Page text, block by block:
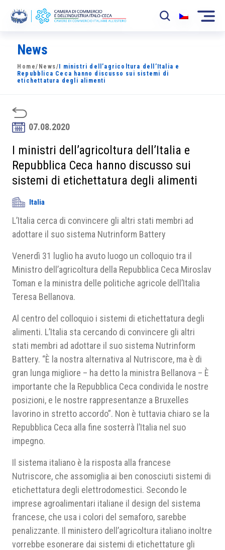
La Camera
News
Sviluppo Mercato
Partner
Progetti
Area riservata
News
Home/ News/ I ministri dell’agricoltura dell’Italia e
Repubblica Ceca hanno discusso sui sistemi di
etichettatura degli alimenti
07.08.2020
I ministri dell’agricoltura dell’Italia e
Repubblica Ceca hanno discusso sui
sistemi di etichettatura degli alimenti
Italia
L’Italia cerca di convincere gli altri stati membri ad
adottare il suo sistema Nutrinform Battery
Venerdì 31 luglio ha avuto luogo un colloquio tra il
Ministro dell’agricoltura della Repubblica Ceca Miroslav
Toman e la ministra delle politiche agricole dell’Italia
Teresa Bellanova.
Al centro del colloquio i sistemi di etichettatura degli
alimenti. L’Italia sta cercando di convincere gli altri
stati membri ad adottare il suo sistema Nutrinform
Battery. “È la nostra alternativa al Nutriscore, ma è di
gran lunga migliore – ha detto la ministra Bellanova – È
importante che la Repubblica Ceca condivida le nostre
posizioni, e le nostre rappresentanze a Bruxelles
lavorino in stretto accordo”. Non è tuttavia chiaro se la
Repubblica Ceca alla fine sosterrà l’Italia nel suo
impegno.
Il sistema italiano è la risposta alla francese
Nutriscore, che assomiglia ai ben conosciuti sistemi di
etichettatura degli elettrodomestici. Secondo le
imprese agroalimentari italiane il design del sistema
francese, che usa i colori del semaforo, sarebbe
penalizzante. Il ministero dell’agricoltura italiano inoltre
vorrebbe esonerare dai sistemi di etichettature gli